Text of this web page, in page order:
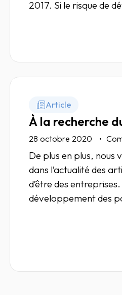
2017. Si le risque de
place des solutions
fournisseur.
Article
À la recherche
28 octobre 2020
De plus en plus,
dans l’actualité des
d’être des
développement des
marques à refondre
attentes du